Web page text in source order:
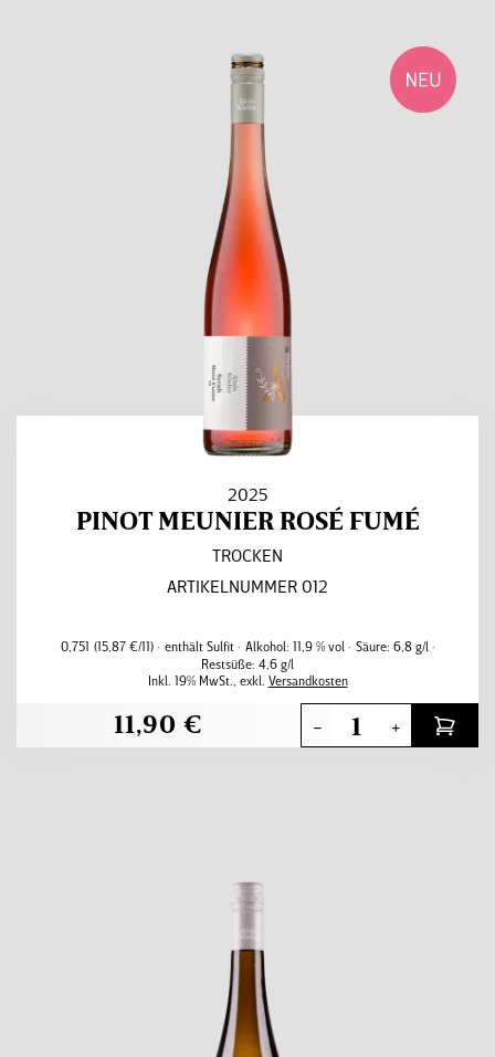
2025
PINOT MEUNIER ROSÉ FUMÉ
TROCKEN
ARTIKELNUMMER 012
0,751 (15,87 €/11) enthält Sulfit Alkohol: 11,9 % vol Säure: 6,8 g/l
Restsüße: 4,6 g/l
11,90 €
Inkl. 19% MwSt., exkl. Versandkosten
- +